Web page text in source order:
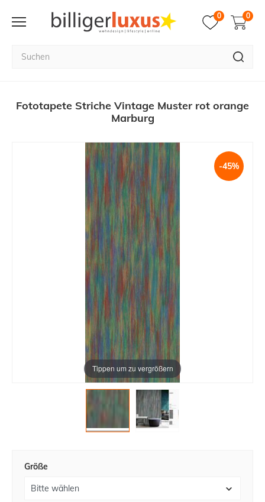
0 0
Fototapete Striche Vintage Muster rot orange
Marburg
Tippen um zu vergrößern
-45%
Größe